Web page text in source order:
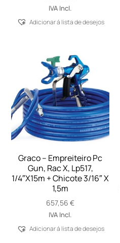
IVA Incl.
Adicionar á lista de desejos
Graco – Empreiteiro Pc
Gun, Rac X, Lp517,
1/4″X15m + Chicote 3/16″ X
1,5m
657,56€
IVA Incl.
Adicionar á lista de desejos